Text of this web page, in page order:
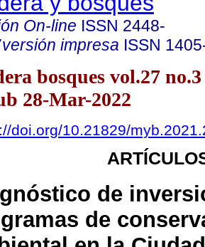
On-line ISSN 2448-
versión impresa ISSN
bosques vol.27
28-Mar-2022
doi.org/10.21829/
de
de